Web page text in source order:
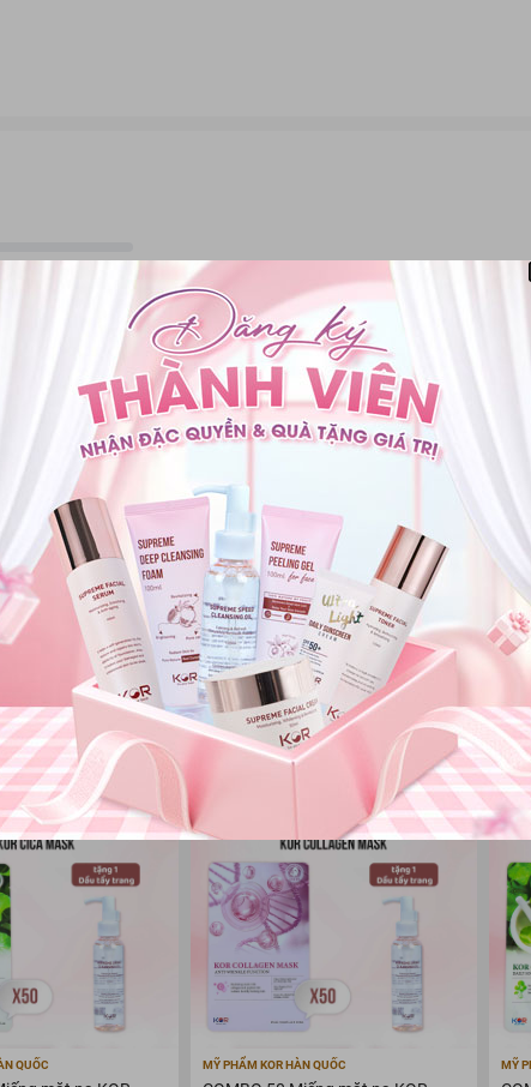
Cleansing Oil
có công dụng chính là loại bỏ lớp trang điểm, những
Không chỉ đơn thuần là một sản phẩm tẩy trang, KOR Supreme
như Vitamin E và chiết xuất từ thực vật, giúp dưỡng ẩm, làm dịu và tái
hơn, đó là sản phẩm này có thể làm sạch mụn đầu đen.
Da lão hóa, không đều màu
phẩm phù hợp cho mọi loại da, kể cả da nhạy cảm
sạch da và bụi bẩn
KHÔNG:
Không thành phần gây kích ứng
Không chứa paraben
Không chất hấp thụ tia cực tím
Không sắc tố chứa hắc ín
Không dầu khoáng
bảo sự an toàn 100% cho cả những làn da nhạy cảm, dễ kích ứng.
0
0 đánh giá
Nguyên tắc
QUỐC MỸ PHẨM KOR HÀN QUỐC MỸ